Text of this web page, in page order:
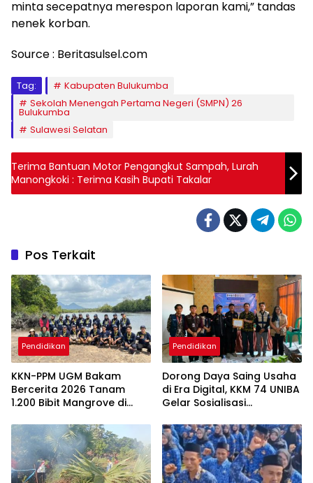
minta secepatnya merespon laporan kami,” tandas
nenek korban.
Source : Beritasulsel.com
Tag:
Kabupaten Bulukumba
Sekolah Menengah Pertama Negeri (SMPN) 26
Bulukumba
Sulawesi Selatan
Terima Bantuan Motor Pengangkut Sampah, Lurah
Manongkoki : Terima Kasih Bupati Takalar
Pos Terkait
Pendidikan
KKN-PPM UGM Bakam
Bercerita 2026 Tanam
1.200 Bibit Mangrove di
Pendidikan
Dorong Daya Saing Usaha
di Era Digital, KKM 74 UNIBA
Gelar Sosialisasi
Berbasis
Technopreneurship